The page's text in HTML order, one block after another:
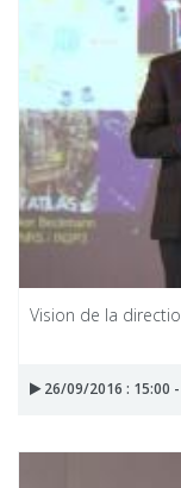
Vision de la
26/09/2016 : 15:00 -